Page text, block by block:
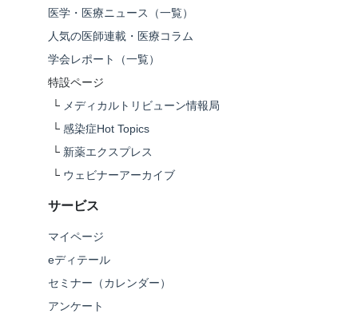
医学・医療ニュース（一覧）
人気の医師連載・医療コラム
学会レポート（一覧）
特設ページ
└ メディカルトリビューン情報局
└ 感染症Hot Topics
└ 新薬エクスプレス
└ ウェビナーアーカイブ
サービス
マイページ
eディテール
セミナー（カレンダー）
アンケート